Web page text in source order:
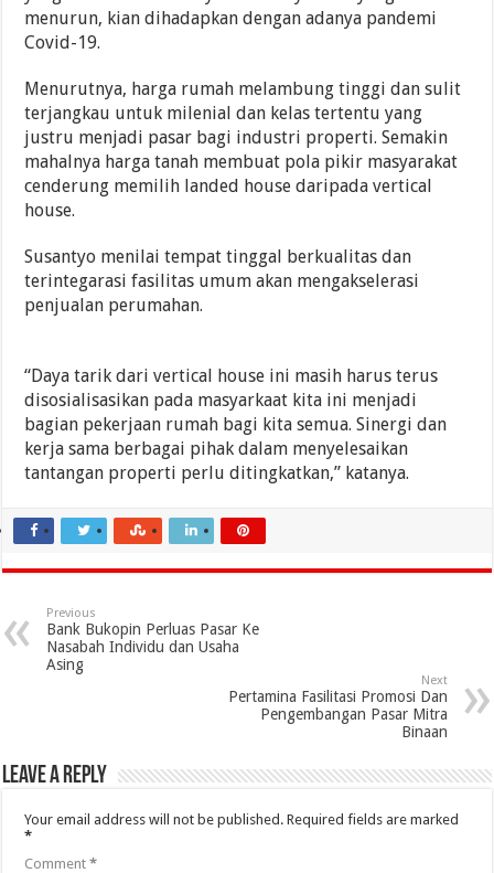
menurun, kian dihadapkan dengan adanya pandemi
Covid-19.
Menurutnya, harga rumah melambung tinggi dan sulit
terjangkau untuk milenial dan kelas tertentu yang
justru menjadi pasar bagi industri properti. Semakin
mahalnya harga tanah membuat pola pikir masyarakat
cenderung memilih landed house daripada vertical
house.
Susantyo menilai tempat tinggal berkualitas dan
terintegarasi fasilitas umum akan mengakselerasi
penjualan perumahan.
“Daya tarik dari vertical house ini masih harus terus
disosialisasikan pada masyarkaat kita ini menjadi
bagian pekerjaan rumah bagi kita semua. Sinergi dan
kerja sama berbagai pihak dalam menyelesaikan
tantangan properti perlu ditingkatkan,” katanya.
Previous
Bank Bukopin Perluas Pasar Ke
Nasabah Individu dan Usaha
Asing
Next
Pertamina Fasilitasi Promosi Dan
Pengembangan Pasar Mitra
Binaan
Leave a Reply
Your email address will not be published. Required fields are marked
*
Comment*